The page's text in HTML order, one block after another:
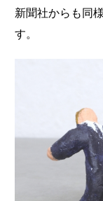
新聞社からも同
す。